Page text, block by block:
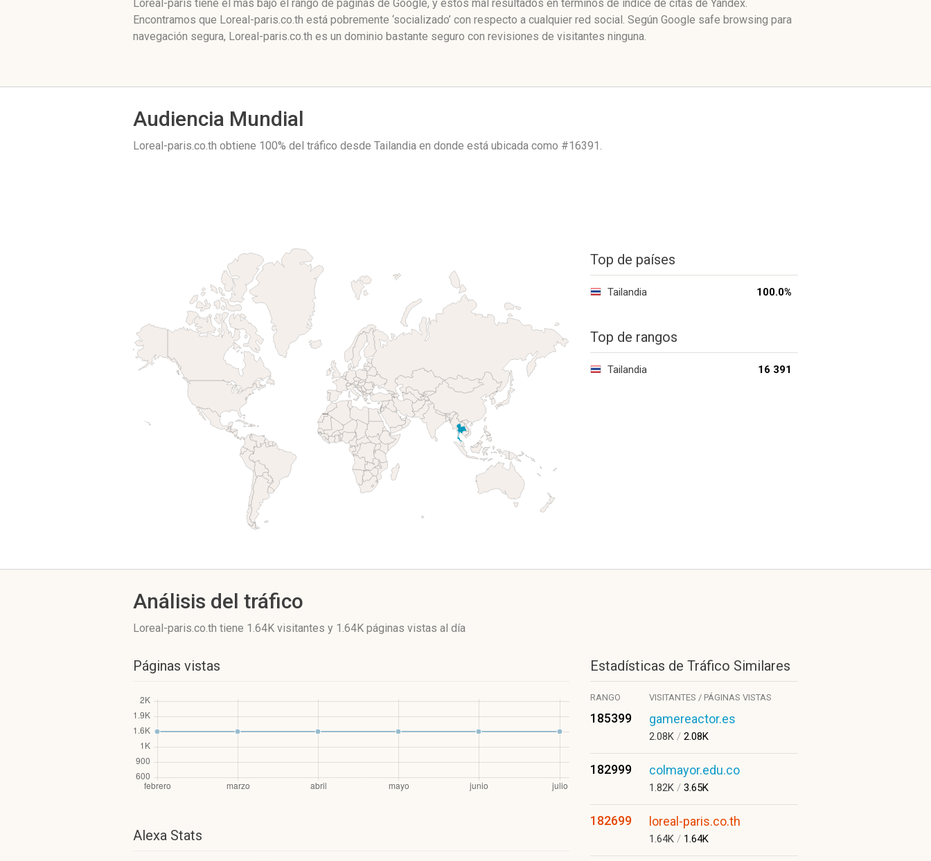
Loreal-paris tiene el mas bajo el rango de páginas de Google, y estos mal resultados en términos de índice de citas de Yandex.
Encontramos que Loreal-paris.co.th está pobremente ‘socializado’ con respecto a cualquier red social. Según Google safe browsing para
navegación segura, Loreal-paris.co.th es un dominio bastante seguro con revisiones de visitantes ninguna.
Audiencia Mundial
Loreal-paris.co.th obtiene 100% del tráfico desde Tailandia en donde está ubicada como #16391.
Top de países
Tailandia 100.0%
Top de rangos
Tailandia 16 391
Análisis del tráfico
Loreal-paris.co.th tiene 1.64K visitantes y 1.64K páginas vistas al día
Páginas vistas
Alexa Stats
Estadísticas de Tráfico Similares
RANGO VISITANTES / PÁGINAS VISTAS
185399 gamereactor.es
2.08K / 2.08K
182999 colmayor.edu.co
1.82K / 3.65K
182699 loreal-paris.co.th
1.64K / 1.64K